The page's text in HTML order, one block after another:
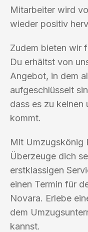
Mitarbeiter wird
wieder positiv
Zudem bieten wir
Du erhältst von
Angebot, in dem
aufgeschlüsselt
dass es zu keinen
kommt.
Mit Umzugskönig
Überzeuge dich
erstklassigen
einen Termin für
Novara. Erlebe
dem
kannst.